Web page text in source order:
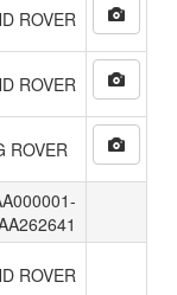
ROVER
ROVER
ROVER
ROVER